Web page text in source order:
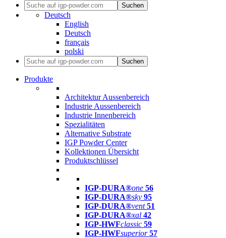
Suchen
Deutsch
English
Deutsch
français
polski
Suchen
Produkte
Architektur Aussenbereich
Industrie Aussenbereich
Industrie Innenbereich
Spezialitäten
Alternative Substrate
IGP Powder Center
Kollektionen Übersicht
Produktschlüssel
IGP-DURA®one 56
IGP-DURA®sky 95
IGP-DURA®vent 51
IGP-DURA®xal 42
IGP-HWFclassic 59
IGP-HWFsuperior 57